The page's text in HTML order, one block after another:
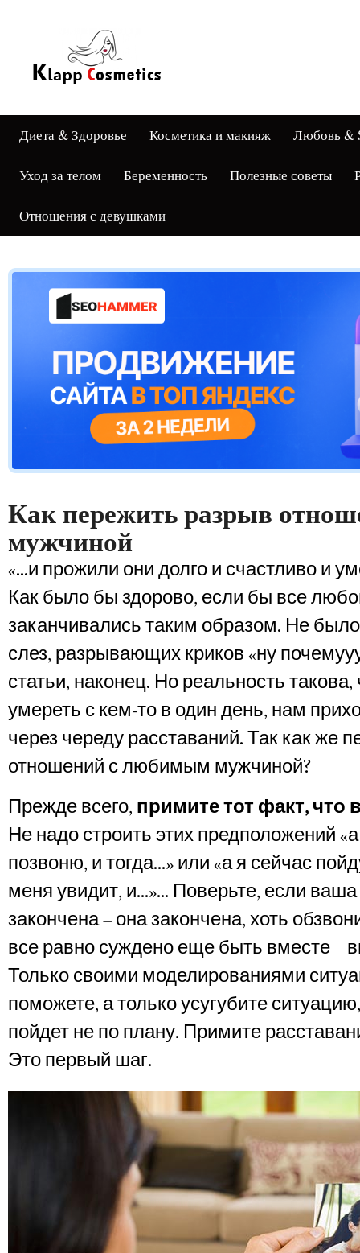
Диета & Здоровье Косметика и макияж Любовь &
Уход за телом Беременность Полезные советы
Отношения с девушками
Как пережить разрыв
мужчиной
«…и прожили они долго и счастливо и
Как было бы здорово, если бы все
заканчивались таким образом. Не
слез, разрывающих криков «ну
статьи, наконец. Но реальность
умереть с кем-то в один день, нам
через череду расставаний. Так как же
отношений с любимым мужчиной?
Прежде всего, примите тот факт, что
Не надо строить этих предположений
позвоню, и тогда…» или «а я сейчас
меня увидит, и…»… Поверьте, если ваша
закончена – она закончена, хоть
все равно суждено еще быть вместе –
Только своими моделированиями
поможете, а только усугубите
пойдет не по плану. Примите
Это первый шаг.